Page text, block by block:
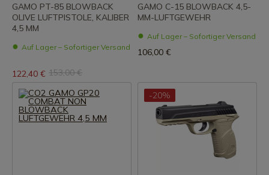
GAMO PT-85 BLOWBACK
OLIVE LUFTPISTOLE, KALIBER
4,5 MM
Auf Lager – Sofortiger Versand
122,40 € 153,00 €
GAMO C-15 BLOWBACK 4,5-
MM-LUFTGEWEHR
Auf Lager – Sofortiger Versand
106,00 €
-20%